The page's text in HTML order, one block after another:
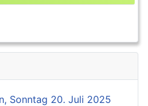
Sonntag 20. Juli 2025